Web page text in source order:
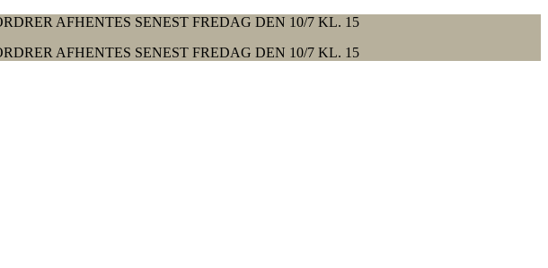
AFHENTES SENEST FREDAG DEN 10/7 KL. 15
AFHENTES SENEST FREDAG DEN 10/7 KL. 15